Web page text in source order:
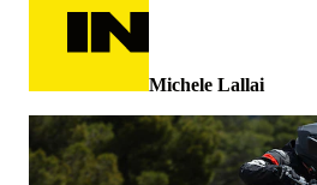
Michele Lallai